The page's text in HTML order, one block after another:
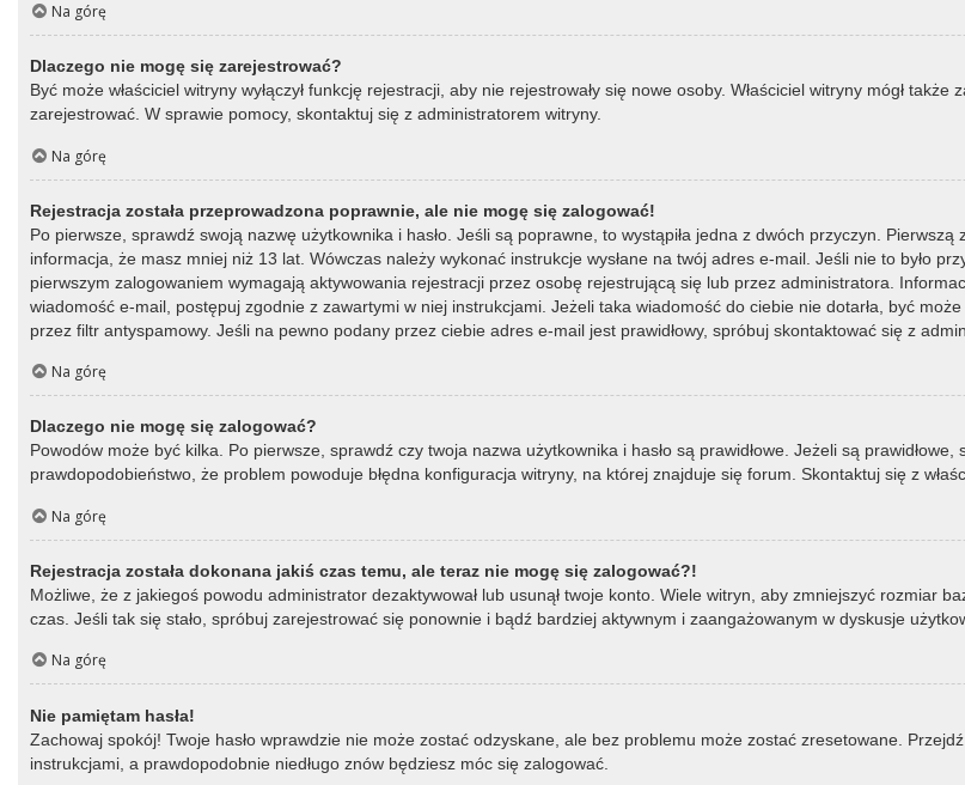
Na górę
Dlaczego nie mogę się zarejestrować?
Być może właściciel witryny wyłączył funkcję rejestracji, aby nie rejestrowały się nowe osoby. Właściciel witryny mógł
zarejestrować. W sprawie pomocy, skontaktuj się z administratorem witryny.
Na górę
Rejestracja została przeprowadzona poprawnie, ale nie mogę się zalogować!
Po pierwsze, sprawdź swoją nazwę użytkownika i hasło. Jeśli są poprawne, to wystąpiła jedna z dwóch przyczyn.
informacja, że masz mniej niż 13 lat. Wówczas należy wykonać instrukcje wysłane na twój adres e-mail. Jeśli nie to było
pierwszym zalogowaniem wymagają aktywowania rejestracji przez osobę rejestrującą się lub przez administratora.
wiadomość e-mail, postępuj zgodnie z zawartymi w niej instrukcjami. Jeżeli taka wiadomość do ciebie nie dotarła, być
przez filtr antyspamowy. Jeśli na pewno podany przez ciebie adres e-mail jest prawidłowy, spróbuj skontaktować się z
Na górę
Dlaczego nie mogę się zalogować?
Powodów może być kilka. Po pierwsze, sprawdź czy twoja nazwa użytkownika i hasło są prawidłowe. Jeżeli są
prawdopodobieństwo, że problem powoduje błędna konfiguracja witryny, na której znajduje się forum. Skontaktuj się z
Na górę
Rejestracja została dokonana jakiś czas temu, ale teraz nie mogę się zalogować?!
Możliwe, że z jakiegoś powodu administrator dezaktywował lub usunął twoje konto. Wiele witryn, aby zmniejszyć rozmiar
czas. Jeśli tak się stało, spróbuj zarejestrować się ponownie i bądź bardziej aktywnym i zaangażowanym w dyskusje
Na górę
Nie pamiętam hasła!
Zachowaj spokój! Twoje hasło wprawdzie nie może zostać odzyskane, ale bez problemu może zostać zresetowane.
instrukcjami, a prawdopodobnie niedługo znów będziesz móc się zalogować.